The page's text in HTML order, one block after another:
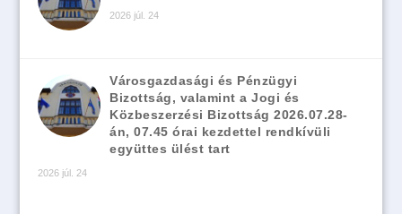
2026 júl. 24
Városgazdasági és Pénzügyi
Bizottság, valamint a Jogi és
Közbeszerzési Bizottság 2026.07.28-
án, 07.45 órai kezdettel rendkívüli
együttes ülést tart
2026 júl. 24